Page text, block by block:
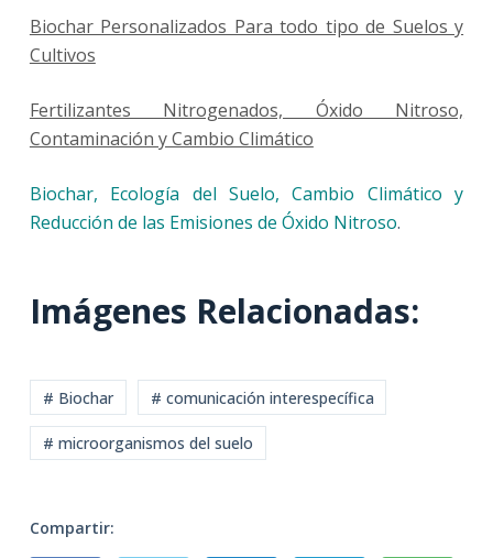
Biochar Personalizados Para todo tipo de Suelos y
Cultivos
Fertilizantes Nitrogenados, Óxido Nitroso,
Contaminación y Cambio Climático
Biochar, Ecología del Suelo, Cambio Climático y
Reducción de las Emisiones de Óxido Nitroso.
Imágenes Relacionadas:
# Biochar # comunicación interespecífica
# microorganismos del suelo
Compartir: